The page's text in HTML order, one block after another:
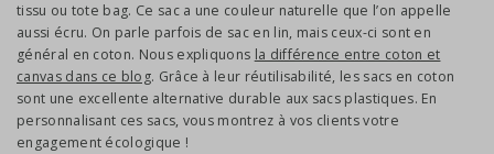
tissu ou tote bag. Ce sac a une couleur naturelle que l’on appelle
aussi écru. On parle parfois de sac en lin, mais ceux-ci sont en
général en coton. Nous expliquons la différence entre coton et
canvas dans ce blog. Grâce à leur réutilisabilité, les sacs en coton
sont une excellente alternative durable aux sacs plastiques. En
personnalisant ces sacs, vous montrez à vos clients votre
engagement écologique !